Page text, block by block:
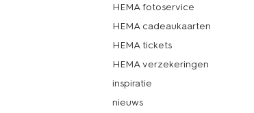
HEMA fotoservice
HEMA cadeaukaarten
HEMA tickets
HEMA verzekeringen
inspiratie
nieuws